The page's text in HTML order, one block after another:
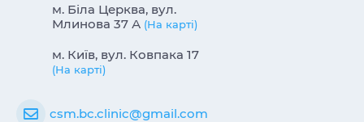
м. Біла Церква, вул.
Млинова 37 А (На карті)
м. Київ, вул. Ковпака 17
(На карті)
csm.bc.clinic@gmail.com